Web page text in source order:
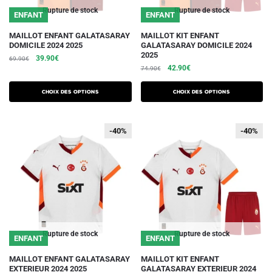
produit
produit
Rupture de stock
ENFANT
MAILLOT ENFANT GALATASARAY
DOMICILE 2024 2025
69.90€
Le
initial
était :
69.90€.
39.90€Le
actuel
est :
39.90€.
Choix des options
Ce
produit
a
plusieurs
variations.
choisies
produit
Rupture de stock
ENFANT
MAILLOT KIT ENFANT
GALATASARAY DOMICILE 2024
2025
74.90€
Le
initial
était :
42.90€Le
actuel
est :
Choix des options
Ce
produit
a
plusieurs
variations.
être
choisies
sur
page
produit
Rupture de stock
-40%
ENFANT
-40%
MAILLOT ENFANT GALATASARAY
EXTERIEUR 2024 2025
Ce
Rupture de stock
-40%
ENFANT
-40%
MAILLOT KIT ENFANT
GALATASARAY EXTERIEUR 2024
Ce